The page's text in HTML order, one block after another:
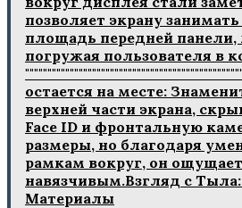
позволяет экрану
площадь передней
погружая пользователя в
остается на месте:
верхней части экрана‚
Face ID и фронтальную
размеры‚ но благодаря
рамкам вокруг‚ он
навязчивым.Взгляд с
Материалы